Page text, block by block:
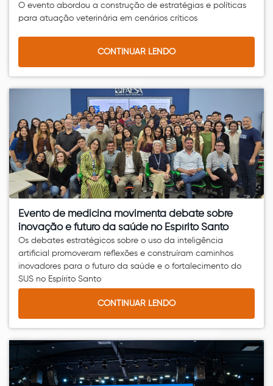
O evento abordou a construção de estratégias e políticas
para atuação veterinária em cenários críticos
CONTINUAR LENDO
Evento de medicina movimenta debate sobre
inovação e futuro da saúde no Espírito Santo
Os debates estratégicos sobre o uso da inteligência
artificial promoveram reflexões e construíram caminhos
inovadores para o futuro da saúde e o fortalecimento do
SUS no Espírito Santo
CONTINUAR LENDO